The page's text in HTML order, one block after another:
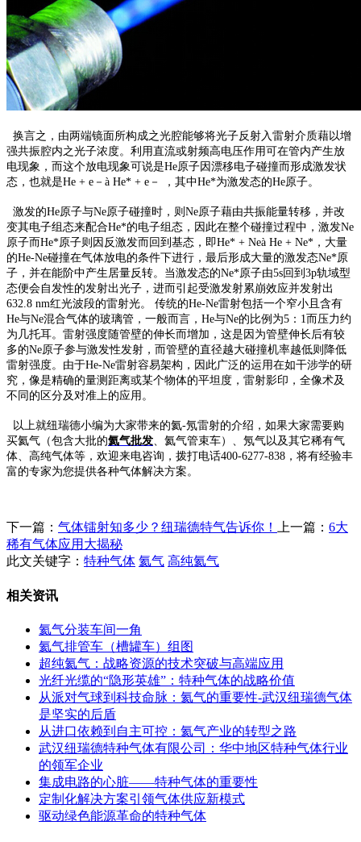
换言之，由两端镜面所构成之光腔能够将光子反射入雷射介质藉以增
强共振腔内之光子浓度。利用直流或射频高电压作用可在管内产生放
电现象，而这个放电现象可说是He原子因漂移电子碰撞而形成激发状
态，也就是He + e － à He* + e － ，其中He*为激发态的He原子。
激发的He原子与Ne原子碰撞时，则 Ne原子藉由共振能量转移，并改
变其电子组态来配合He*的电子组态，因此在整个碰撞过程中，激发Ne
原子而He*原子则因反激发而回到基态，即He* + Neà He + Ne* ，大量
的He-Ne碰撞在气体放电的条件下进行，最后形成大量的激发态Ne*原
子，并在能阶中产生居量反转。当激发态的Ne*原子由5s回到 3p轨域型
态便会自发性的发射出光子，进而引起受激发射累崩效应并发射出
632.8 nm红光波段的雷射光。 传统的He-Ne雷射包括一个窄小且含有
He与Ne混合气体的玻璃管，一般而言， He与Ne的比例为5 ： 1而压力约
为几托耳。雷射强度随管壁的伸长而增加，这是因为管壁伸长后有较
多的Ne原子参与激发性发射，而管壁的直径越大碰撞机率越低则降低
雷射强度。由于He-Ne雷射容易架构，因此广泛的运用在如干涉学的研
究，像是精确的量测距离或某个物体的平坦度，雷射影印，全像术及
不同的区分及对准上的应用。
以上就纽瑞德小编为大家带来的氦-氖雷射的介绍，如果大家需要购
买氦气（包含大批的氦气批发、氦气管束车）、氖气以及其它稀有气
体、高纯气体等，欢迎来电咨询，拨打电话400-6277-838 ，将有经验丰
富的专家为您提供各种气体解决方案。
下一篇： 气体镭射知多少？纽瑞德特气告诉你！ 上一篇： 6大
稀有气体应用大揭秘
此文关键字： 特种气体 氦气 高纯氦气
相关资讯
氦气分装车间一角
氦气排管车（槽罐车）组图
超纯氦气：战略资源的技术突破与高端应用
光纤光缆的“隐形英雄”：特种气体的战略价值
从派对气球到科技命脉：氦气的重要性-武汉纽瑞德气体
是坚实的后盾
从进口依赖到自主可控：氦气产业的转型之路
武汉纽瑞德特种气体有限公司：华中地区特种气体行业
的领军企业
集成电路的心脏——特种气体的重要性
定制化解决方案引领气体供应新模式
驱动绿色能源革命的特种气体